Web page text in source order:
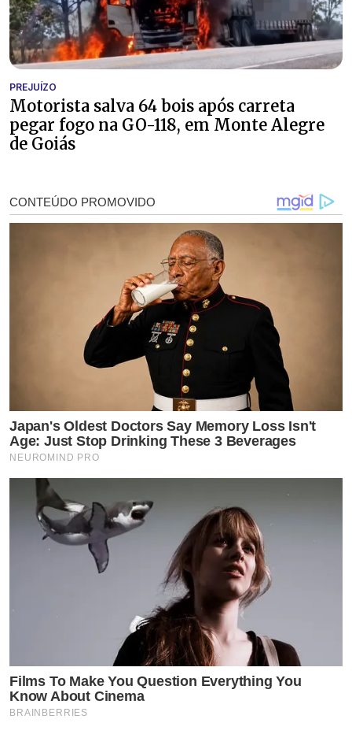
PREJUÍZO
Motorista salva 64 bois após carreta
pegar fogo na GO-118, em Monte Alegre
de Goiás